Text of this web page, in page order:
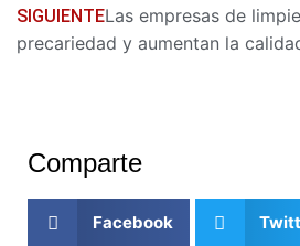
SIGUIENTELas empresas de
precariedad y aumentan la
Comparte
Facebook